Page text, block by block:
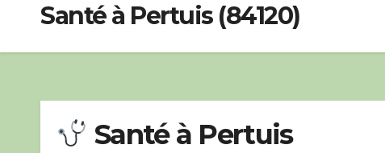
Santé à Pertuis (84120)
Santé à Pertuis